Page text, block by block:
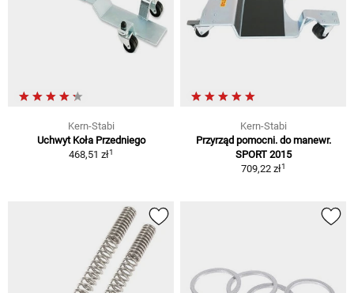
Kern-Stabi
Uchwyt Koła Przedniego
468,51 zł1
Kern-Stabi
Przyrząd pomocni. do manewr.
SPORT 2015
709,22 zł1